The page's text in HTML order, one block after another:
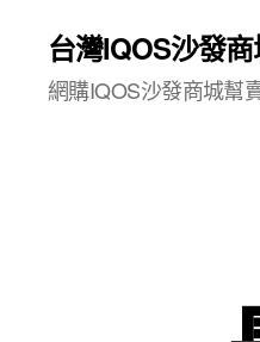
台灣IQOS沙發
網購IQOS沙發商城幫